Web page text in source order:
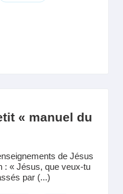
« manuel du
de Jésus
: « Jésus, que veux-tu
par (...)